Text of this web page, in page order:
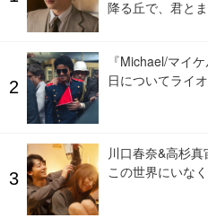
降る丘で、君と
『Michael/マイ
日についてライ
川口春奈&高杉
この世界にいな